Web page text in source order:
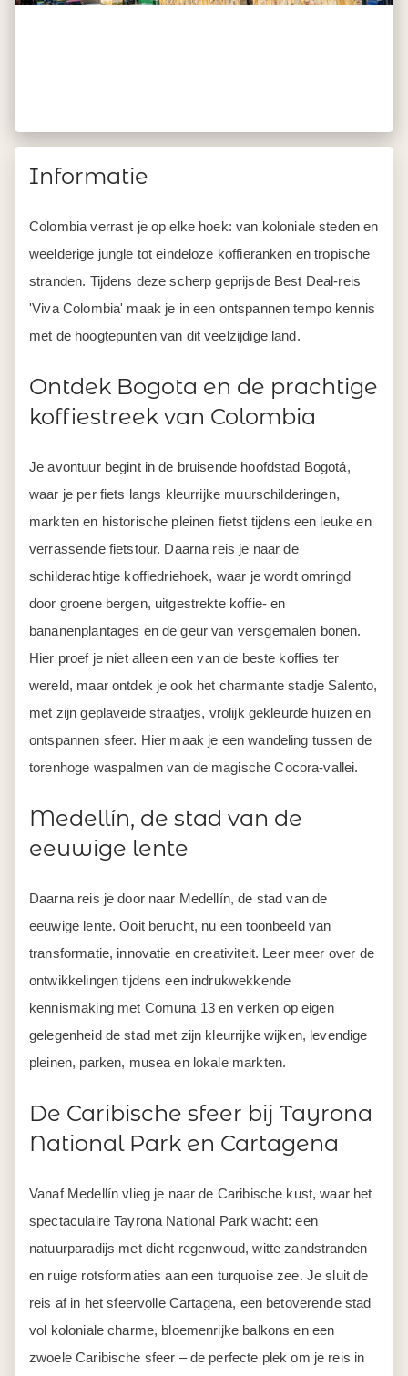
Informatie
Colombia verrast je op elke hoek: van koloniale steden en
weelderige jungle tot eindeloze koffieranken en tropische
stranden. Tijdens deze scherp geprijsde Best Deal-reis
'Viva Colombia' maak je in een ontspannen tempo kennis
met de hoogtepunten van dit veelzijdige land.
Ontdek Bogota en de prachtige
koffiestreek van Colombia
Je avontuur begint in de bruisende hoofdstad Bogotá,
waar je per fiets langs kleurrijke muurschilderingen,
markten en historische pleinen fietst tijdens een leuke en
verrassende fietstour. Daarna reis je naar de
schilderachtige koffiedriehoek, waar je wordt omringd
door groene bergen, uitgestrekte koffie- en
bananenplantages en de geur van versgemalen bonen.
Hier proef je niet alleen een van de beste koffies ter
wereld, maar ontdek je ook het charmante stadje Salento,
met zijn geplaveide straatjes, vrolijk gekleurde huizen en
ontspannen sfeer. Hier maak je een wandeling tussen de
torenhoge waspalmen van de magische Cocora-vallei.
Medellín, de stad van de
eeuwige lente
Daarna reis je door naar Medellín, de stad van de
eeuwige lente. Ooit berucht, nu een toonbeeld van
transformatie, innovatie en creativiteit. Leer meer over de
ontwikkelingen tijdens een indrukwekkende
kennismaking met Comuna 13 en verken op eigen
gelegenheid de stad met zijn kleurrijke wijken, levendige
pleinen, parken, musea en lokale markten.
De Caribische sfeer bij Tayrona
National Park en Cartagena
Vanaf Medellín vlieg je naar de Caribische kust, waar het
spectaculaire Tayrona National Park wacht: een
natuurparadijs met dicht regenwoud, witte zandstranden
en ruige rotsformaties aan een turquoise zee. Je sluit de
reis af in het sfeervolle Cartagena, een betoverende stad
vol koloniale charme, bloemenrijke balkons en een
zwoele Caribische sfeer – de perfecte plek om je reis in